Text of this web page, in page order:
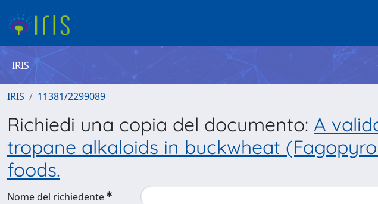
IRIS
IRIS 11381/2299089
Richiedi una copia del documento: A
tropane alkaloids in buckwheat
foods.
Nome del richiedente